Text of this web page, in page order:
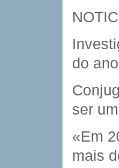
do ano
ser
«Em
mais